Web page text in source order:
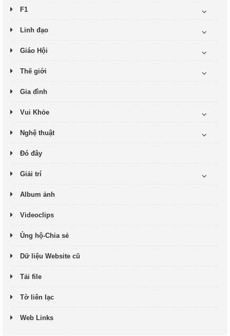
F1
Linh đạo
Giáo Hội
Thế giới
Gia đình
Vui Khỏe
Nghệ thuật
Đó đây
Giải trí
Album ảnh
Videoclips
Ủng hộ-Chia sẻ
Dữ liệu Website cũ
Tải file
Tờ liên lạc
Web Links